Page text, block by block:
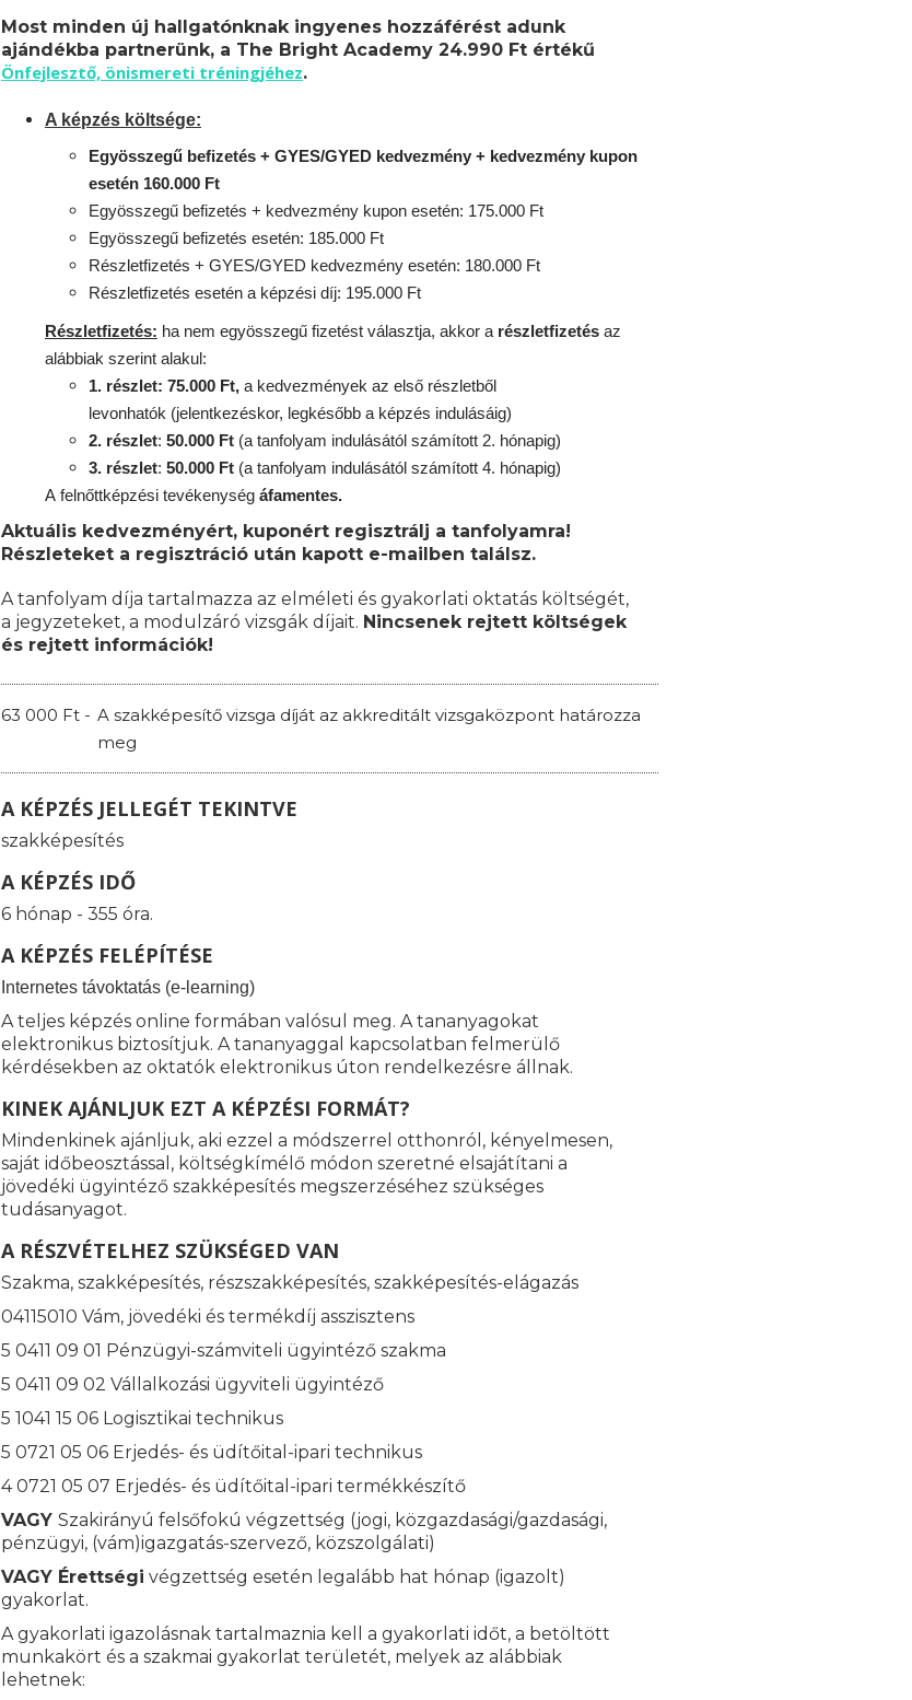
Most minden új hallgatónknak ingyenes hozzáférést adunk
ajándékba partnerünk, a The Bright Academy 24.990 Ft értékű
Önfejlesztő, önismereti tréningjéhez.
A képzés költsége:
Egyösszegű befizetés + GYES/GYED kedvezmény + kedvezmény kupon
esetén 160.000 Ft
Egyösszegű befizetés + kedvezmény kupon esetén: 175.000 Ft
Egyösszegű befizetés esetén: 185.000 Ft
Részletfizetés + GYES/GYED kedvezmény esetén: 180.000 Ft
Részletfizetés esetén a képzési díj: 195.000 Ft
Részletfizetés: ha nem egyösszegű fizetést választja, akkor a részletfizetés az
alábbiak szerint alakul:
1. részlet: 75.000 Ft, a kedvezmények az első részletből
levonhatók (jelentkezéskor, legkésőbb a képzés indulásáig)
2. részlet: 50.000 Ft (a tanfolyam indulásától számított 2. hónapig)
3. részlet: 50.000 Ft (a tanfolyam indulásától számított 4. hónapig)
A felnőttképzési tevékenység áfamentes.
Aktuális kedvezményért, kuponért regisztrálj a tanfolyamra!
Részleteket a regisztráció után kapott e-mailben találsz.
A tanfolyam díja tartalmazza az elméleti és gyakorlati oktatás költségét,
a jegyzeteket, a modulzáró vizsgák díjait. Nincsenek rejtett költségek
és rejtett információk!
63 000 Ft - A szakképesítő vizsga díját az akkreditált vizsgaközpont határozza
meg
A KÉPZÉS JELLEGÉT TEKINTVE
szakképesítés
A KÉPZÉS IDŐ
6 hónap - 355 óra.
A KÉPZÉS FELÉPÍTÉSE
nternetes távoktatás (e-learning)
A teljes képzés online formában valósul meg. A tananyagokat
elektronikus biztosítjuk. A tananyaggal kapcsolatban felmerülő
kérdésekben az oktatók elektronikus úton rendelkezésre állnak.
KINEK AJÁNLJUK EZT A KÉPZÉSI FORMÁT?
Mindenkinek ajánljuk, aki ezzel a módszerrel otthonról, kényelmesen,
saját időbeosztással, költségkímélő módon szeretné elsajátítani a
jövedéki ügyintéző szakképesítés megszerzéséhez szükséges
tudásanyagot.
A RÉSZVÉTELHEZ SZÜKSÉGED VAN
Szakma, szakképesítés, részszakképesítés, szakképesítés-elágazás
04115010 Vám, jövedéki és termékdíj asszisztens
5 0411 09 01 Pénzügyi-számviteli ügyintéző szakma
5 0411 09 02 Vállalkozási ügyviteli ügyintéző
5 1041 15 06 Logisztikai technikus
5 0721 05 06 Erjedés- és üdítőital-ipari technikus
4 0721 05 07 Erjedés- és üdítőital-ipari termékkészítő
VAGY Szakirányú felsőfokú végzettség (jogi, közgazdasági/gazdasági,
pénzügyi, (vám)igazgatás-szervező, közszolgálati)
VAGY Érettségi végzettség esetén legalább hat hónap (igazolt)
gyakorlat.
A gyakorlati igazolásnak tartalmaznia kell a gyakorlati időt, a betöltött
munkakört és a szakmai gyakorlat területét, melyek az alábbiak
lehetnek: